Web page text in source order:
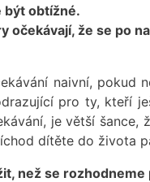
být obtížné.
očekávají, že se po
naivní, pokud
pro ty, kteří
je větší
dítěte do života
než se